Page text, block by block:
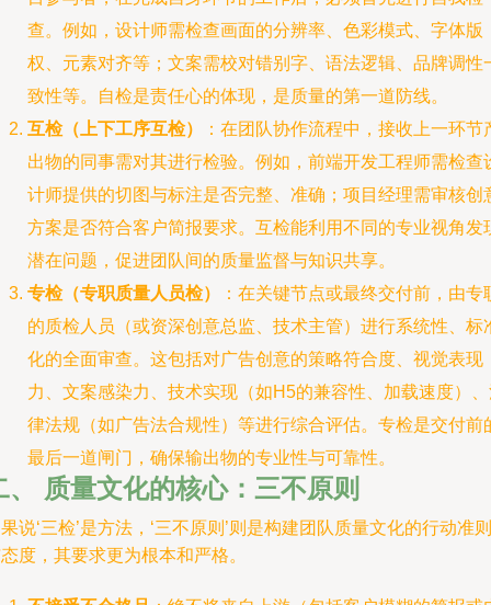
查。例如，设计师需检查画面的分辨率、色彩模式、字体版
权、元素对齐等；文案需校对错别字、语法逻辑、品牌调性
致性等。自检是责任心的体现，是质量的第一道防线。
互检（上下工序互检）
：在团队协作流程中，接收上一环节
出物的同事需对其进行检验。例如，前端开发工程师需检查
计师提供的切图与标注是否完整、准确；项目经理需审核创
方案是否符合客户简报要求。互检能利用不同的专业视角发
潜在问题，促进团队间的质量监督与知识共享。
专检（专职质量人员检）
：在关键节点或最终交付前，由专
的质检人员（或资深创意总监、技术主管）进行系统性、标
化的全面审查。这包括对广告创意的策略符合度、视觉表现
力、文案感染力、技术实现（如H5的兼容性、加载速度）
律法规（如广告法合规性）等进行综合评估。专检是交付前
最后一道闸门，确保输出物的专业性与可靠性。
、 质量文化的核心：三不原则
说‘三检’是方法，‘三不原则’则是构建团队质量文化的行动准则
度，其要求更为根本和严格。